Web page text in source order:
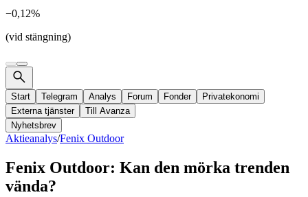
−0,12%
(vid stängning)
Start Telegram Analys Forum Fonder
Privatekonomi
Externa tjänster
Till Avanza
Nyhetsbrev
Aktieanalys/Fenix Outdoor
Fenix Outdoor: Kan den mörka trenden
vända?